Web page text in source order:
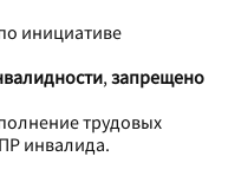
инициативе
, запрещено
трудовых
инвалида.